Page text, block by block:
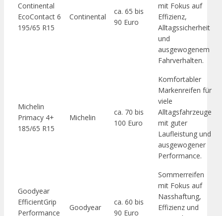
Continental
EcoContact 6
195/65 R15
Continental
ca. 65 bis
90 Euro
mit Fokus auf
Effizienz,
Alltagssicherheit
und
ausgewogenem
Fahrverhalten.
Michelin
Primacy 4+
185/65 R15
Michelin
ca. 70 bis
100 Euro
Komfortabler
Markenreifen für
viele
Alltagsfahrzeuge
mit guter
Laufleistung und
ausgewogener
Performance.
Goodyear
EfficientGrip
Performance
Goodyear
ca. 60 bis
90 Euro
Sommerreifen
mit Fokus auf
Nasshaftung,
Effizienz und